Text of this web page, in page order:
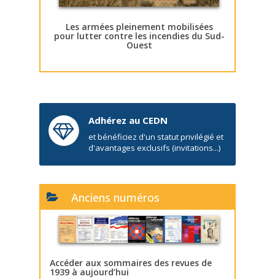
Les armées pleinement mobilisées
pour lutter contre les incendies du Sud-
Ouest
Adhérez au CEDN
et bénéficiez d'un statut privilégié et
d'avantages exclusifs (invitations...)
Anciens numéros
Accéder aux sommaires des revues de
1939 à aujourd’hui